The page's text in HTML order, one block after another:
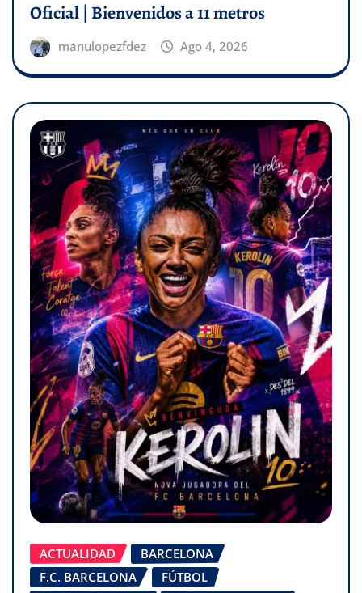
Oficial | Bienvenidos a 11 metros
manulopezfdez Ago 4, 2026
ACTUALIDAD
BARCELONA
F.C. BARCELONA
FÚTBOL